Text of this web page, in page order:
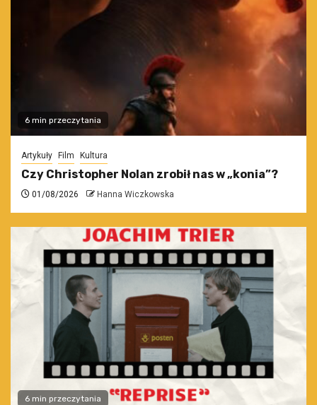
6 min przeczytania
Artykuły Film Kultura
Czy Christopher Nolan zrobił nas w „konia”?
01/08/2026 Hanna Wiczkowska
6 min przeczytania